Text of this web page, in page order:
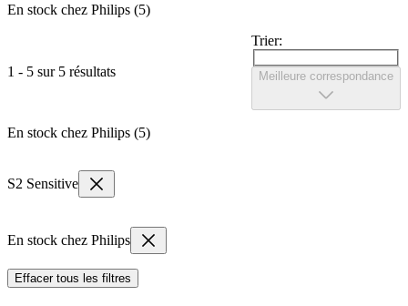
En stock chez Philips (5)
1 - 5 sur 5 résultats
Trier:
Meilleure correspondance
En stock chez Philips (5)
S2 Sensitive
En stock chez Philips
Effacer tous les filtres